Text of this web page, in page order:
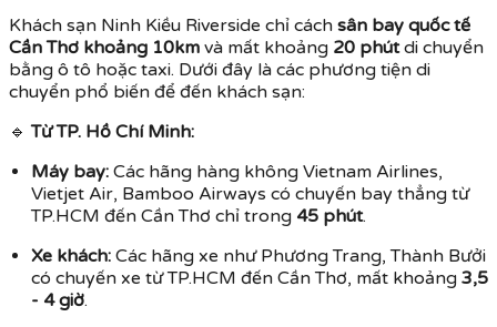
Khách sạn Ninh Kiều Riverside chỉ cách sân bay quốc tế
Cần Thơ khoảng 10km và mất khoảng 20 phútdi chuyển
bằng ô tô hoặc taxi. Dưới đây là các phương tiện di
chuyển phổ biến để đến khách sạn:
🔹Từ TP. Hồ Chí Minh:
Máy bay: Các hãng hàng không Vietnam Airlines,
Vietjet Air, Bamboo Airways có chuyến bay thẳng từ
TP.HCM đến Cần Thơ chỉ trong 45 phút.
Xe khách: Các hãng xe như Phương Trang, Thành Bưởi
có chuyến xe từ TP.HCM đến Cần Thơ, mất khoảng 3,5
- 4 giờ.